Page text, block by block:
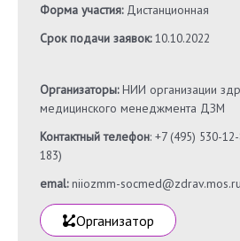
Форма участия:Дистанционная
Срок подачи заявок:10.10.2022
Организаторы:НИИ организации
медицинского менеджмента ДЗМ
Контактный телефон: +7 (495) 530-
183)
emal:niiozmm-socmed@zdrav.mos.ru
Организатор